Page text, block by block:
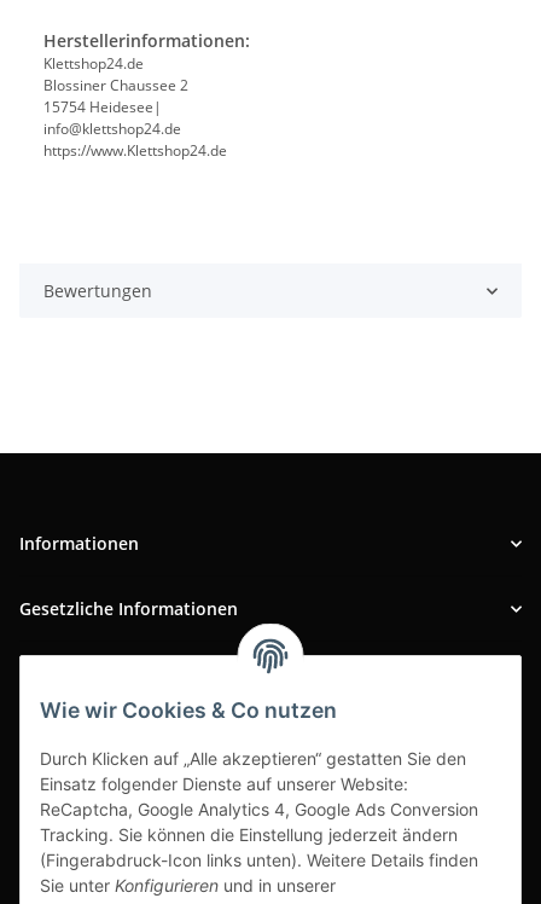
Wie wir Cookies & Co nutzen
Durch Klicken auf „Alle akzeptieren“ gestatten Sie den
Einsatz folgender Dienste auf unserer Website:
ReCaptcha, Google Analytics 4, Google Ads Conversion
Tracking. Sie können die Einstellung jederzeit ändern
(Fingerabdruck-Icon links unten). Weitere Details finden
Sie unter Konfigurieren und in unserer
Herstellerinformationen:
Klettshop24.de
Blossiner Chaussee 2
15754 Heidesee|
info@klettshop24.de
https://www.Klettshop24.de
Bewertungen
Informationen
Gesetzliche Informationen